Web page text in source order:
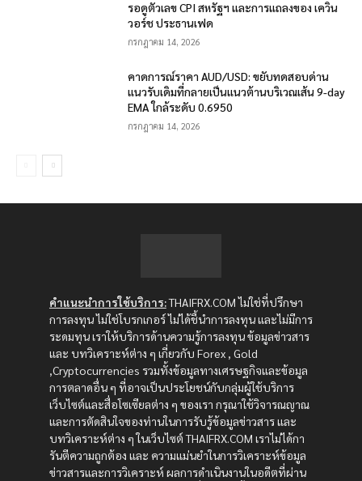
รอดูตัวเลข CPI สหรัฐฯ และการแถลงของ เควิน
วอร์ช ประธานเฟด
กรกฎาคม 14, 2026
คาดการณ์ราคา AUD/USD: ขยับทดสอบด่าน
แนวรับเดิมที่กลายเป็นแนวต้านบริเวณเส้น 9-day
EMA ใกล้ระดับ 0.6950
กรกฎาคม 14, 2026
คำแนะนำการใช้บริการ:THAIFRX.COM ไม่ใช่ที่ปรึกษา
การลงทุน ไม่ใช่โบรกเกอร์ ไม่ได้ชี้นำการลงทุน และไม่มีการ
ระดมทุน เราให้บริการด้านความรู้การลงทุน ข้อมูลข่าวสาร
และ บทวิเคราะห์ต่าง ๆ เกี่ยวกับ Forex , Gold
,Cryptocurrencies รวมทั้งข้อมูลทางเศรษฐกิจและข้อมูล
การตลาดอื่น ๆ ที่อาจเป็นประโยชน์กับกลุ่มผู้ใช้บริการ
เว็บไซต์และสื่อโซเซียลต่าง ๆ ของเรา กรุณาใช้วิจารณญาณ
และการตัดสินใจของท่านในการรับรู้ข้อมูลข่าวสาร และ
บทวิเคราะห์ต่าง ๆ ในเว็บไซต์ THAIFRX.COM เราไม่ได้กา
รันตีความถูกต้อง และ ความแม่นยำในการวิเคราะห์ข้อมูล
ข่าวสารและการวิเคราะห์ ผลการดำเนินงานในอดีตที่ผ่าน